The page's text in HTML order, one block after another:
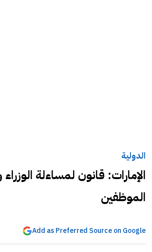
الدولية
الإمارات: قانون لمساءلة الوزراء
الموظفين
Add as Preferred Source on Google